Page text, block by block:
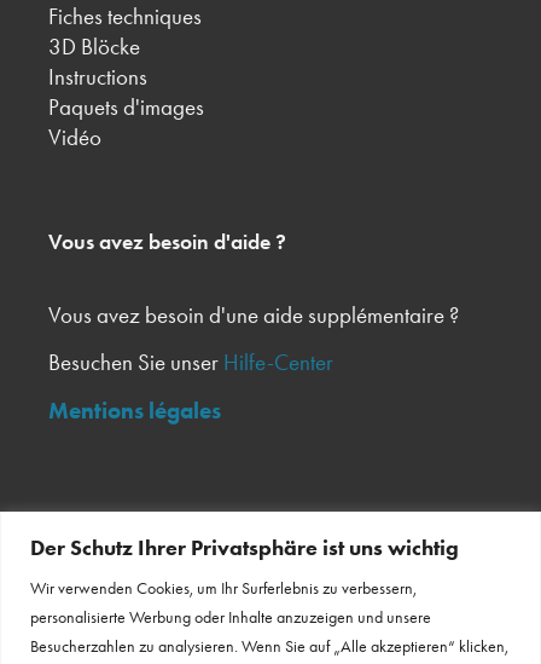
Der Schutz Ihrer Privatsphäre ist uns wichtig
Wir verwenden Cookies, um Ihr Surferlebnis zu verbessern,
personalisierte Werbung oder Inhalte anzuzeigen und unsere
Besucherzahlen zu analysieren. Wenn Sie auf „Alle akzeptieren“ klicken,
Fiches techniques
3D Blöcke
Instructions
Paquets d'images
Vidéo
Vous avez besoin d'aide ?
Vous avez besoin d'une aide supplémentaire ?
Besuchen Sie unser Hilfe-Center
Mentions légales
Bulletin d'information